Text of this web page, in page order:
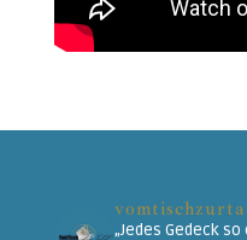
„Jedes Gedeck